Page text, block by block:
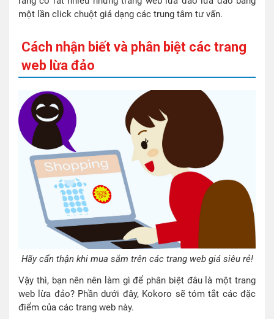
một lần click chuột giả dạng các trung tâm tư vấn.
Cách nhận biết và phân biệt các trang
web lừa đảo
Hãy cẩn thận khi mua sắm trên các trang web giá siêu rẻ!
Vậy thì, bạn nên nên làm gì để phân biệt đâu là một trang
web lừa đảo? Phần dưới đây, Kokoro sẽ tóm tắt các đặc
điểm của các trang web này.